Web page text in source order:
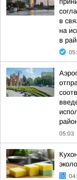
в
на
в
05:03